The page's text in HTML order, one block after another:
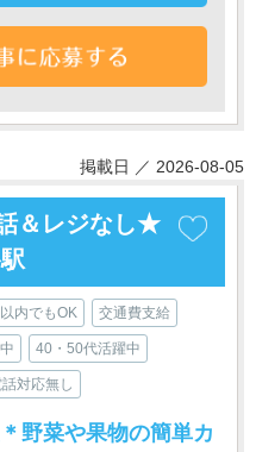
掲載日 ／ 2026-08-05
＆レジなし★
内でもOK 交通費支給
40・50代活躍中
話対応無し
野菜や果物の簡単カ